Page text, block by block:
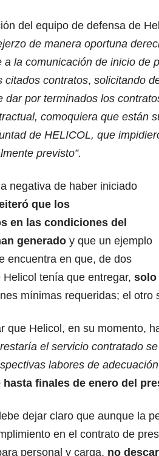
del equipo de defensa de
de manera oportuna
a la comunicación de inicio de
citados contratos, solicitando
dar por terminados los
comoquiera que están
de HELICOL, que
previsto”.
negativa de haber iniciado
que los
en las condiciones del
generado y que un ejemplo
encuentra en que, de dos
Helicol tenía que entregar, solo
mínimas requeridas; el otro
que Helicol, en su momento,
el servicio contratado
labores de
finales de enero del
dejar claro que aunque la
en el contrato de
personal y carga, no